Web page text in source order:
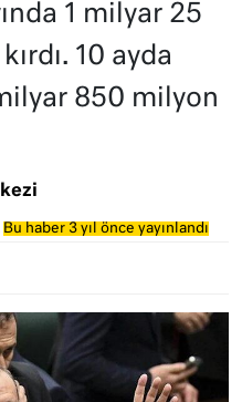
1 milyar 25
10 ayda
850 milyon
Bu haber 3 yıl önce yayınlandı